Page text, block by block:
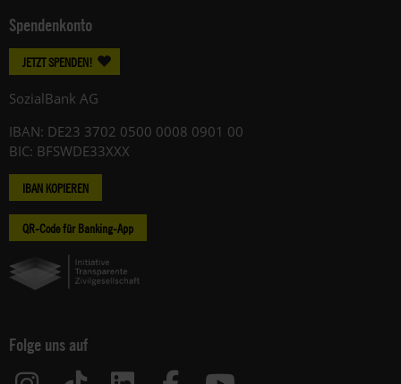
Spendenkonto
JETZT SPENDEN!
SozialBank AG
IBAN: DE23 3702 0500 0008 0901 00
BIC: BFSWDE33XXX
IBAN KOPIEREN
QR-Code für Banking-App
Folge uns auf